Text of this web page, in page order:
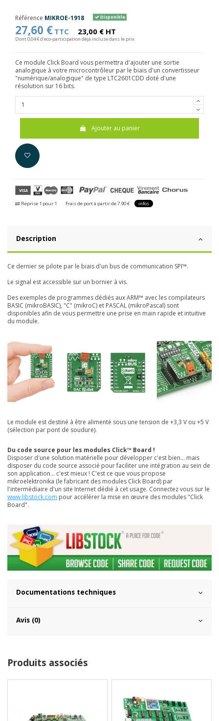
Référence MIKROE-1918 Disponible
27,60 € TTC 23,00 € HT
Dont 0,04 € d'eco-participation déjà incluse dans le prix
Ce module Click Board vous permettra d'ajouter une sortie
analogique à votre microcontrôleur par le biais d'un convertisseur
"numérique/analogique" de type LTC2601CDD doté d'une
résolution sur 16 bits.
Ajouter au panier
Reprise 1 pour 1 Frais de port à partir de 7.90 € infos
Description
Ce dernier se pilote par le biais d'un bus de communication SPI™.
Le signal est accessible sur un bornier à vis.
Des exemples de programmes dédiés aux ARM™ avec les compilateurs
BASIC (mikroBASIC), "C" (mikroC) et PASCAL (mikroPascal) sont
disponibles afin de vous permettre une prise en main rapide et intuitive
du module.
Le module est destiné à être alimenté sous une tension de +3,3 V ou +5 V
(sélection par pont de soudure).
Du code source pour les modules Click™ Board !
Disposer d'une solution matérielle pour développer c'est bien... mais
disposer du code source associé pour faciliter une intégration au sein de
son application... c'est mieux ! C'est ce que vous propose
mikroelektronika (le fabricant des modules Click Board) par
l'intermédiaire d'un site Internet dédié à cet usage. Connectez vous sur le
www.libstock.com pour accélérer la mise en œuvre des modules "Click
Board".
Documentations techniques
Avis (0)
Produits associés